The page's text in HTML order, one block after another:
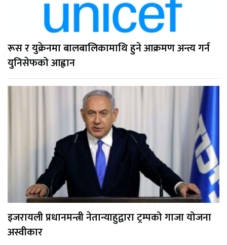
रूस र युक्रेनमा बालबालिकामाथि हुने आक्रमण अन्त्य गर्न
युनिसेफको आह्वान
इजरायली प्रधानमन्त्री नेतान्याहुद्वारा ट्रम्पको गाजा योजना
अस्वीकार